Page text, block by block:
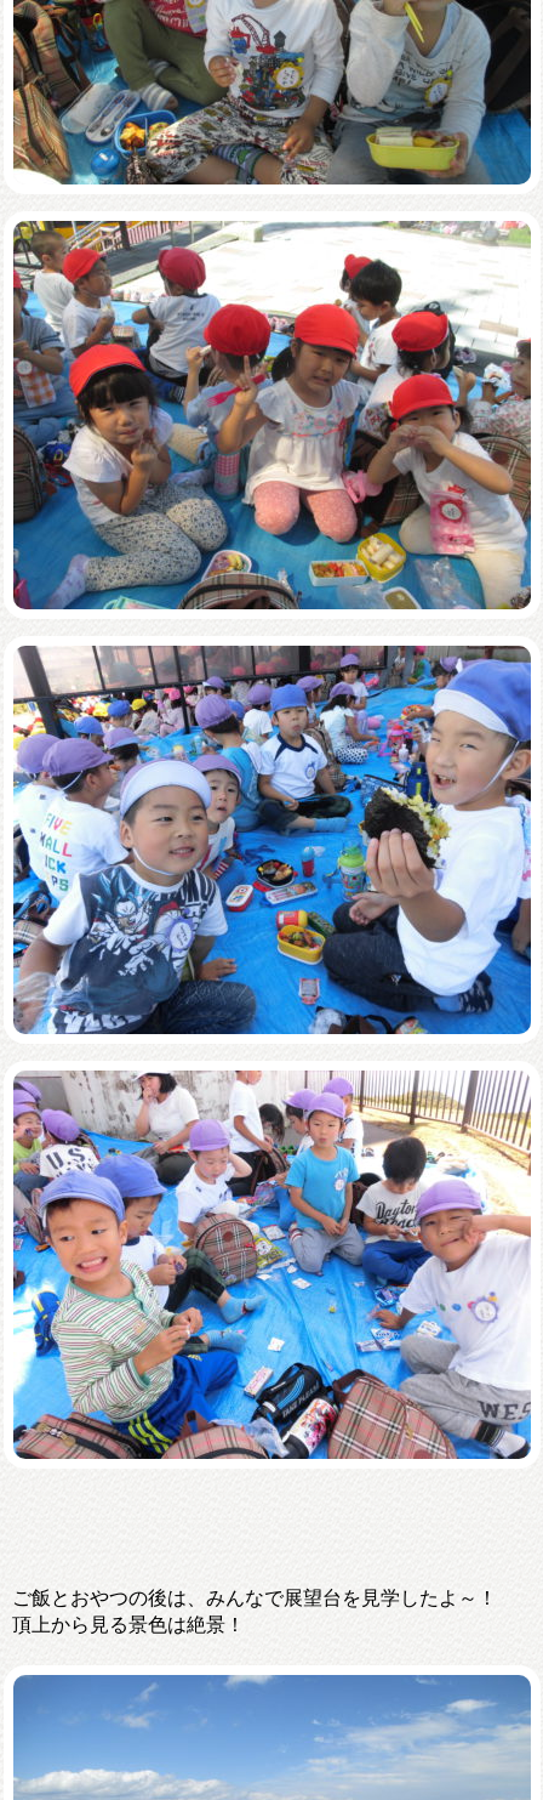
ご飯とおやつの後は、みんなで展望台を見学したよ～！
頂上から見る景色は絶景！